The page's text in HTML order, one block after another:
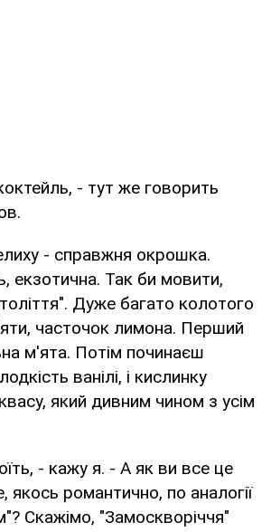
- тут же говорить
- справжня окрошка.
екзотична. Так би мовити,
Дуже багато колотого
часточок лимона. Перший
м'ята. Потім починаєш
ванілі, і кислинку
який дивним чином з усім
- кажу я. - А як ви все це
романтично, по аналогії
Скажімо, "Замоскворіччя"